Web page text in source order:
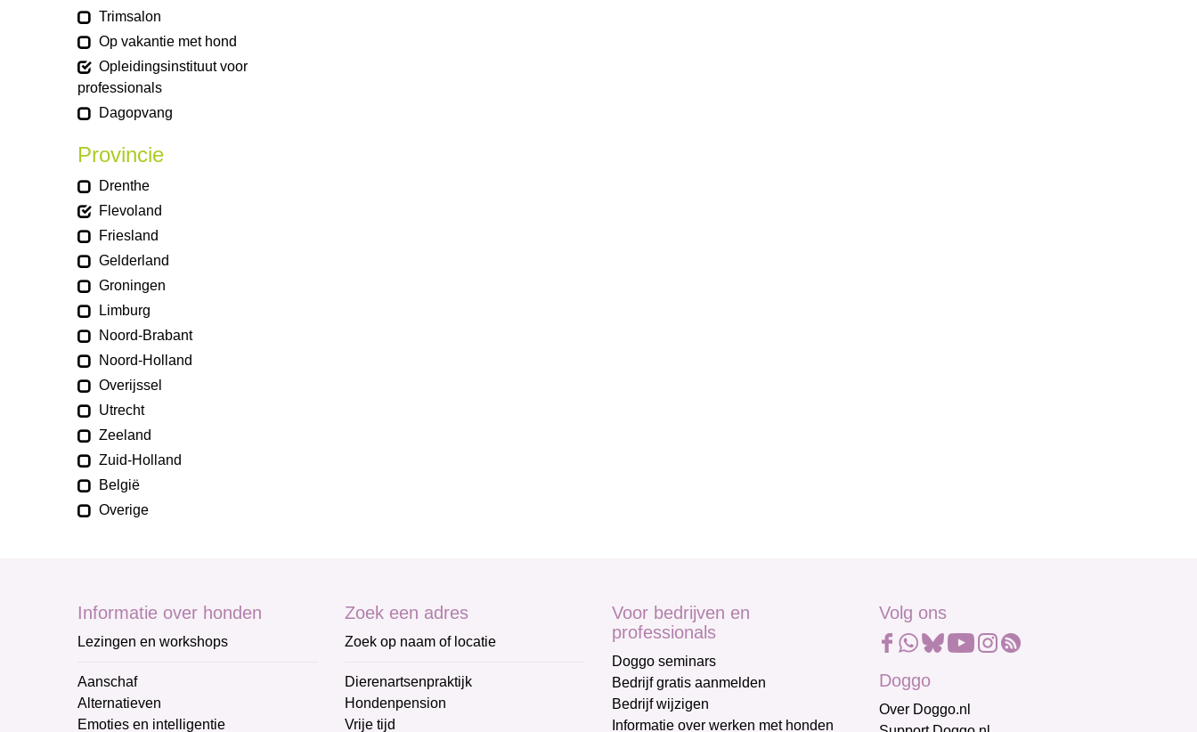
Trimsalon
Op vakantie met hond
Opleidingsinstituut voor
professionals
Dagopvang
Provincie
Drenthe
Flevoland
Friesland
Gelderland
Groningen
Limburg
Noord-Brabant
Noord-Holland
Overijssel
Utrecht
Zeeland
Zuid-Holland
België
Overige
Informatie over honden
Lezingen en workshops
Aanschaf
Alternatieven
Emoties en intelligentie
Zoek een adres
Zoek op naam of locatie
Dierenartsenpraktijk
Hondenpension
Vrije tijd
Voor bedrijven en
professionals
Doggo seminars
Bedrijf gratis aanmelden
Bedrijf wijzigen
Informatie over werken met honden
Volg ons
Doggo
Over Doggo.nl